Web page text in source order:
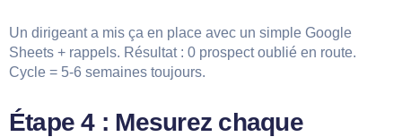
Un dirigeant a mis ça en place avec un simple Google
Sheets + rappels. Résultat : 0 prospect oublié en route.
Cycle = 5-6 semaines toujours.
Étape 4 : Mesurez chaque